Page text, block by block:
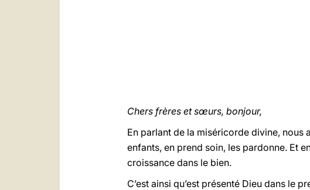
Chers frères et sœurs, bonjour,
En parlant de la miséricorde divine, nous
enfants, en prend soin, les pardonne. Et
croissance dans le bien.
C’est ainsi qu’est présenté Dieu dans le